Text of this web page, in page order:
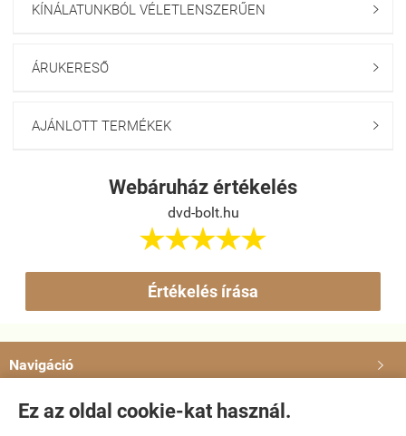
Ez az oldal cookie-kat használ.
KÍNÁLATUNKBÓL VÉLETLENSZERŰEN 
ÁRUKERESŐ 
AJÁNLOTT TERMÉKEK 
Webáruház értékelés
dvd-bolt.hu

Értékelés írása
Navigáció 
Saját fiók